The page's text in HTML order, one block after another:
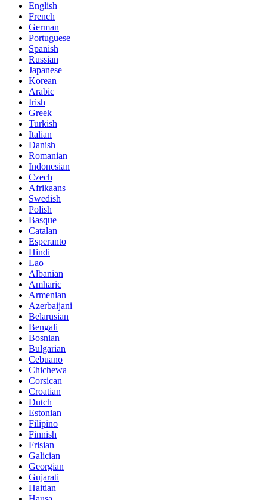
English
French
German
Portuguese
Spanish
Russian
Japanese
Korean
Arabic
Irish
Greek
Turkish
Italian
Danish
Romanian
Indonesian
Czech
Afrikaans
Swedish
Polish
Basque
Catalan
Esperanto
Hindi
Lao
Albanian
Amharic
Armenian
Azerbaijani
Belarusian
Bengali
Bosnian
Bulgarian
Cebuano
Chichewa
Corsican
Croatian
Dutch
Estonian
Filipino
Finnish
Frisian
Galician
Georgian
Gujarati
Haitian